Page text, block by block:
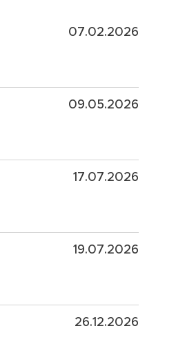
07.02.2026
09.05.2026
17.07.2026
19.07.2026
26.12.2026